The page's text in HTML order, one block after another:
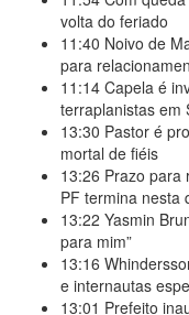
volta do feriado
11:40 Noivo de
para
11:14 Capela é
terraplanistas em
13:30 Pastor é
mortal de fiéis
13:26 Prazo para
PF termina nesta
13:22 Yasmin
para mim”
13:16
e internautas
13:01 Prefeito